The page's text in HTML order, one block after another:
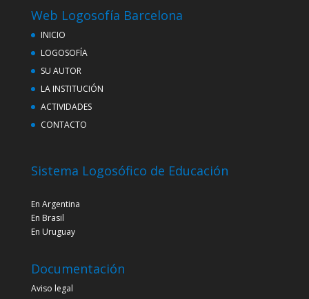
Web Logosofía Barcelona
INICIO
LOGOSOFÍA
SU AUTOR
LA INSTITUCIÓN
ACTIVIDADES
CONTACTO
Sistema Logosófico de Educación
En Argentina
En Brasil
En Uruguay
Documentación
Aviso legal